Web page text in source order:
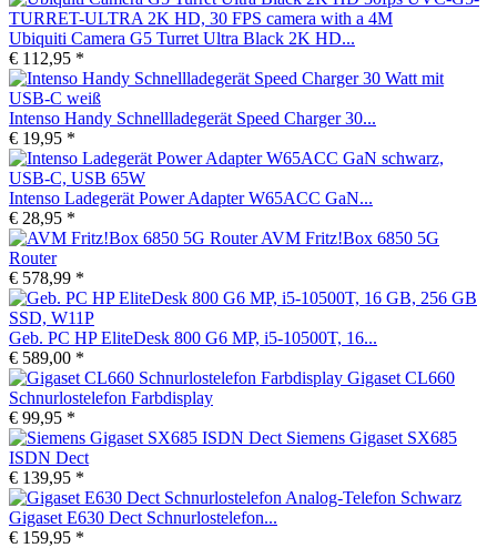
Ubiquiti Camera G5 Turret Ultra Black 2K HD...
€ 112,95 *
Intenso Handy Schnellladegerät Speed Charger 30...
€ 19,95 *
Intenso Ladegerät Power Adapter W65ACC GaN...
€ 28,95 *
AVM Fritz!Box 6850 5G
Router
€ 578,99 *
Geb. PC HP EliteDesk 800 G6 MP, i5-10500T, 16...
€ 589,00 *
Gigaset CL660
Schnurlostelefon Farbdisplay
€ 99,95 *
Siemens Gigaset SX685
ISDN Dect
€ 139,95 *
Gigaset E630 Dect Schnurlostelefon...
€ 159,95 *